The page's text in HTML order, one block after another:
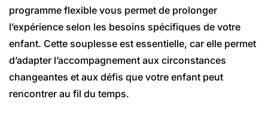
programme flexible vous permet de prolonger
l’expérience selon les besoins spécifiques de votre
enfant. Cette souplesse est essentielle, car elle permet
d’adapter l’accompagnement aux circonstances
changeantes et aux défis que votre enfant peut
rencontrer au fil du temps.